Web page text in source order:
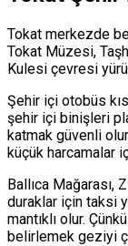
Tokat merkezde
Tokat Müzesi,
Kulesi çevresi
Şehir içi otobüs
şehir içi binişleri
katmak güvenli
küçük harcamalar
Ballıca Mağarası,
duraklar için taksi
mantıklı olur.
belirlemek geziyi